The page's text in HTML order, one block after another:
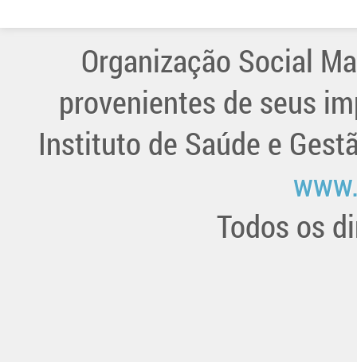
Organização Social
provenientes de seus
Instituto de Saúde e
Todos os